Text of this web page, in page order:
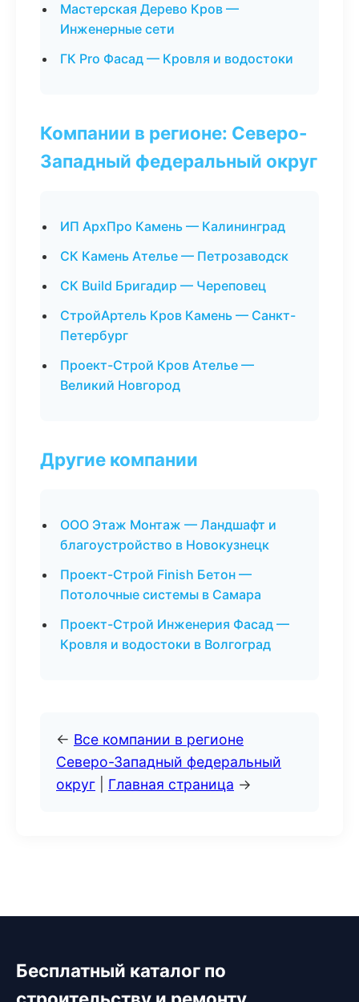
Мастерская Дерево Кров —
Инженерные сети
ГК Pro Фасад — Кровля и водостоки
Компании в регионе: Северо-
Западный федеральный округ
ИП АрхПро Камень — Калининград
СК Камень Ателье — Петрозаводск
СК Build Бригадир — Череповец
СтройАртель Кров Камень — Санкт-
Петербург
Проект-Строй Кров Ателье —
Великий Новгород
Другие компании
ООО Этаж Монтаж — Ландшафт и
благоустройство в Новокузнецк
Проект-Строй Finish Бетон —
Потолочные системы в Самара
Проект-Строй Инженерия Фасад —
Кровля и водостоки в Волгоград
← Все компании в регионе
Северо-Западный федеральный
округ
Главная страница →
Бесплатный каталог по